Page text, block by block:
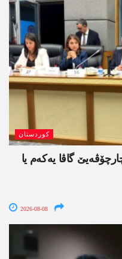
کوردستان
گاڤا یەکەم یا
2026-08-08